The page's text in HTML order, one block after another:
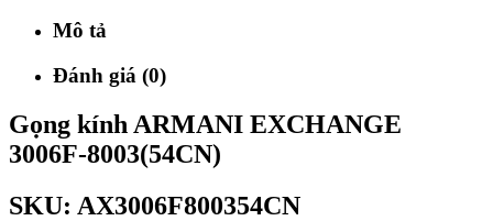
Mô tả
Đánh giá (0)
Gọng kính ARMANI EXCHANGE
3006F-8003(54CN)
SKU: AX3006F800354CN